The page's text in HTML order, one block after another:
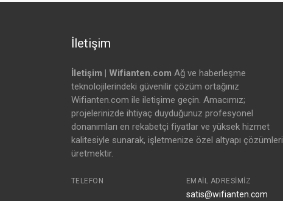
İletişim
İletişim | Wifianten.com Ağ ve haberleşme
teknolojilerindeki güvenilir çözüm ortağınız
Wifianten.com ile iletişime geçin. Amacımız;
projelerinizde ihtiyaç duyduğunuz profesyonel
donanımları en rekabetçi fiyatlar ve yüksek hizmet
kalitesiyle sunarak, işletmenize özel altyapı çözümleri
üretmektir.
TELEFON EMAIL ADRESIMIZ
satis@wifianten.com